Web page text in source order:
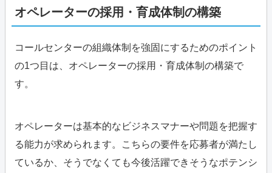
オペレーターの採用・育成体制の構築
コールセンターの組織体制を強固にするためのポイント
の1つ目は、オペレーターの採用・育成体制の構築で
す。
オペレーターは基本的なビジネスマナーや問題を把握す
る能力が求められます。こちらの要件を応募者が満たし
ているか、そうでなくても今後活躍できそうなポテンシ